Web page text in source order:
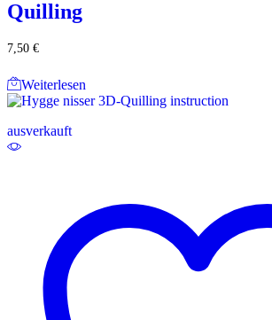
Quilling
7,50 €
Weiterlesen
ausverkauft